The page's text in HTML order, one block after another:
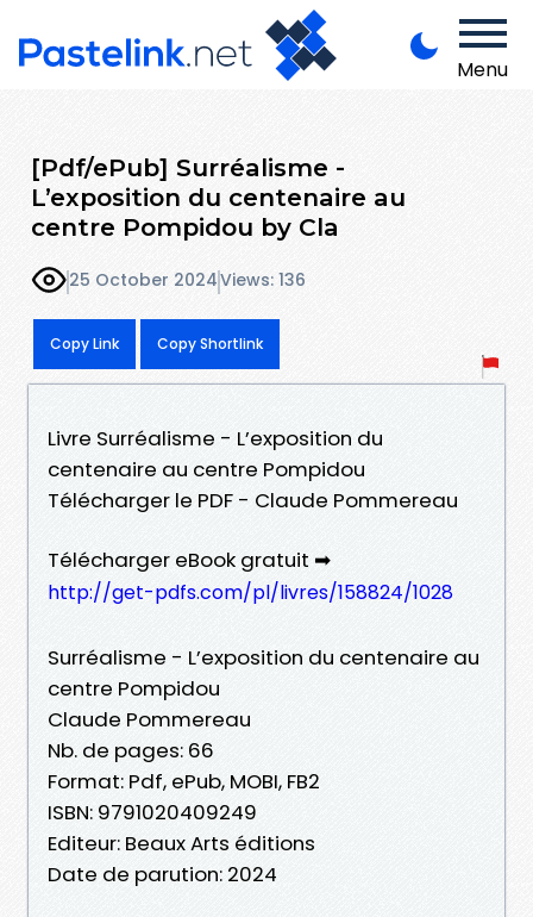
Menu
[Pdf/ePub] Surréalisme -
L’exposition du centenaire au
centre Pompidou by Cla
25 October 2024Views: 136
Copy Link Copy Shortlink
Livre Surréalisme - L’exposition du
centenaire au centre Pompidou
Télécharger le PDF - Claude Pommereau
Télécharger eBook gratuit ➡
http://get-pdfs.com/pl/livres/158824/1028
Surréalisme - L’exposition du centenaire au
centre Pompidou
Claude Pommereau
Nb. de pages: 66
Format: Pdf, ePub, MOBI, FB2
ISBN: 9791020409249
Editeur: Beaux Arts éditions
Date de parution: 2024